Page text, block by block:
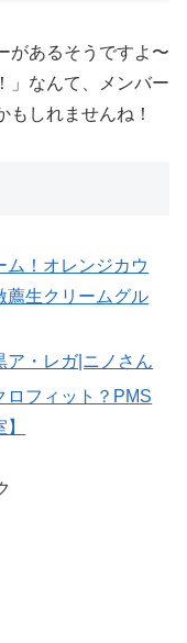
があるそうですよ〜
」なんて、メンバー
もしれませんね！
！オレンジカウ
薦生クリームグル
・レガ|ニノさん
フィット？PMS